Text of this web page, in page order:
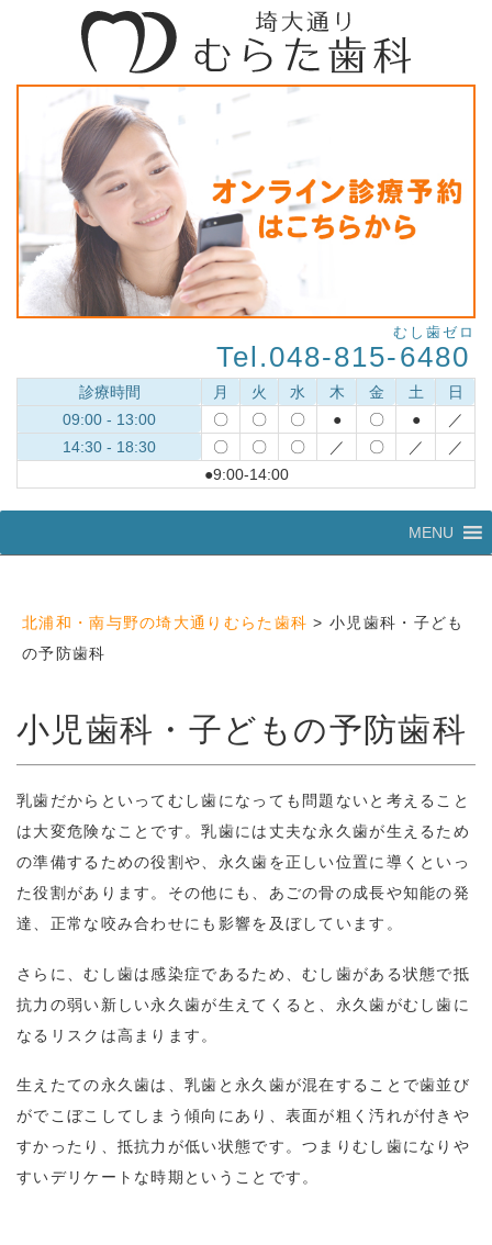
Tel.048-815-6480
むし歯ゼロ
診療時間 月 火 水 木 金 土
日
09:00 - 13:00
〇 〇 〇 ● 〇 ●
／
14:30 - 18:30
〇 〇 〇 ／ 〇 ／
／
●9:00-14:00
へ
プ
MENU
北浦和・南与野の埼大通りむらた歯科 >小児歯科・子ども
の予防歯科
小児歯科・子どもの予防歯科
乳歯だからといってむし歯になっても問題ないと考えること
は大変危険なことです。乳歯には丈夫な永久歯が生えるため
の準備するための役割や、永久歯を正しい位置に導くといっ
た役割があります。その他にも、あごの骨の成長や知能の発
達、正常な咬み合わせにも影響を及ぼしています。
さらに、むし歯は感染症であるため、むし歯がある状態で抵
抗力の弱い新しい永久歯が生えてくると、永久歯がむし歯に
なるリスクは高まります。
生えたての永久歯は、乳歯と永久歯が混在することで歯並び
がでこぼこしてしまう傾向にあり、表面が粗く汚れが付きや
すかったり、抵抗力が低い状態です。つまりむし歯になりや
すいデリケートな時期ということです。